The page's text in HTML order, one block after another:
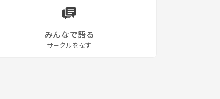
みんなで語る
サークルを探す